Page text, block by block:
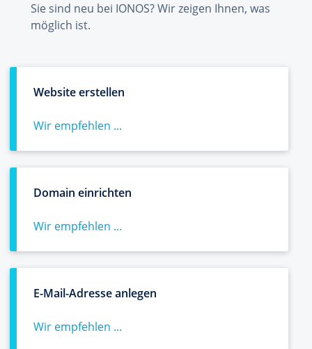
Sie sind neu bei IONOS? Wir zeigen Ihnen, was
möglich ist.
Website erstellen
Wir empfehlen ...
Domain einrichten
Wir empfehlen ...
E-Mail-Adresse anlegen
Wir empfehlen ...